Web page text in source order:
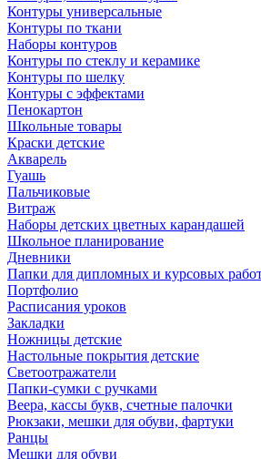
Контуры универсальные
Контуры по ткани
Наборы контуров
Контуры по стеклу и керамике
Контуры по шелку
Контуры с эффектами
Пенокартон
Школьные товары
Краски детские
Акварель
Гуашь
Пальчиковые
Витраж
Наборы детских цветных карандашей
Школьное планирование
Дневники
Папки для дипломных и курсовых
Портфолио
Расписания уроков
Закладки
Ножницы детские
Настольные покрытия детские
Светоотражатели
Папки-сумки с ручками
Веера, кассы букв, счетные палочки
Рюкзаки, мешки для обуви, фартуки
Ранцы
Мешки для обуви